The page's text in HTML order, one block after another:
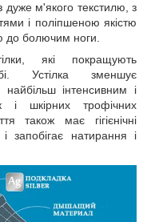
дуже м'якого текстилю, з
і поліпшеною якістю
до болючим ноги.
які покращують
Устілка зменшує
інтенсивним і
і шкірних трофічних
також має гігієнічні
запобігає натирання і